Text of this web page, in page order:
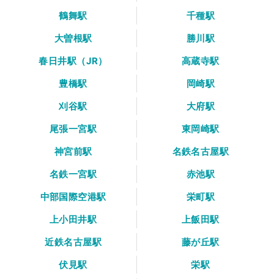
鶴舞駅
千種駅
大曽根駅
勝川駅
春日井駅（JR）
高蔵寺駅
豊橋駅
岡崎駅
刈谷駅
大府駅
尾張一宮駅
東岡崎駅
神宮前駅
名鉄名古屋駅
名鉄一宮駅
赤池駅
中部国際空港駅
栄町駅
上小田井駅
上飯田駅
近鉄名古屋駅
藤が丘駅
伏見駅
栄駅